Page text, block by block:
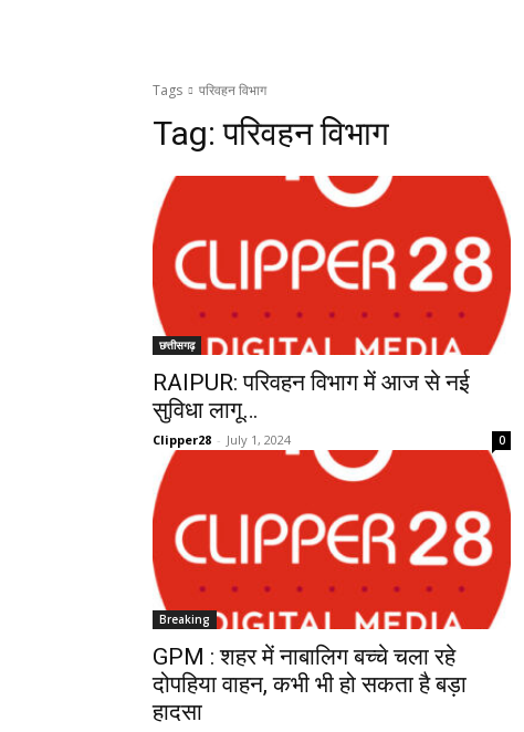
Tags परिवहन विभाग
Tag:परिवहन विभाग
छत्तीसगढ़
RAIPUR: परिवहन विभाग में आज से नई
सुविधा लागू…
Clipper28 - July 1, 2024 0
Breaking
GPM : शहर में नाबालिग बच्चे चला रहे
दोपहिया वाहन, कभी भी हो सकता है बड़ा
हादसा